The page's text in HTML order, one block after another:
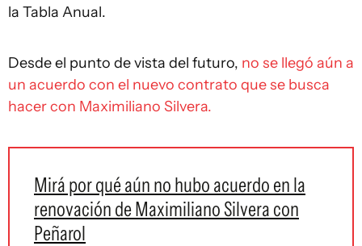
la Tabla Anual.
Desde el punto de vista del futuro, no se llegó aún a
un acuerdo con el nuevo contrato que se busca
hacer con Maximiliano Silvera.
Mirá por qué aún no hubo acuerdo en la
renovación de Maximiliano Silvera con
Peñarol